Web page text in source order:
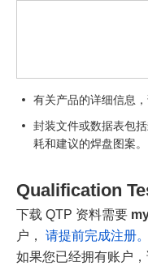
有关产品的详细信息，
封装文件或数据表包
耗和建议的焊盘图案。
Qualification
下载 QTP 资料需要
户， 请提前完成注册。
如果您已经拥有账户